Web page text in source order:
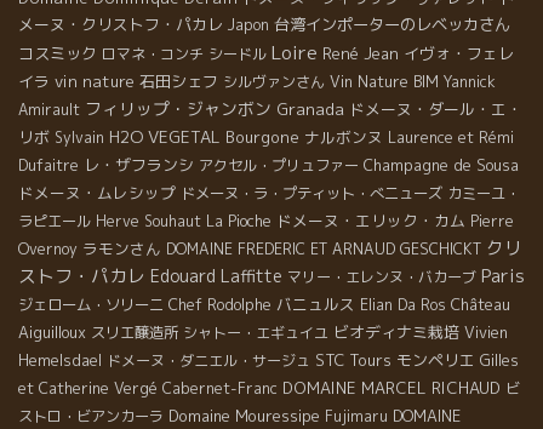
メーヌ・クリストフ・パカレ Japon 台湾インポーターのレベッカさん
コスミック ロマネ・コンチ シードル Loire René Jean イヴォ・フェレ
イラ vin nature 石田シェフ シルヴァンさん Vin Nature BIM Yannick
Amirault フィリップ・ジャンボン Granada ドメーヌ・ダール・エ・
リボ Sylvain H2O VEGETAL Bourgone ナルボンヌ Laurence et Rémi
Dufaitre レ・ザフランシ アクセル・プリュファー Champagne de Sousa
ドメーヌ・ムレシップ ドメーヌ・ラ・プティット・べニューズ カミーユ・
ラピエール Herve Souhaut La Pioche ドメーヌ・エリック・カム Pierre
Overnoy ラモンさん DOMAINE FREDERIC ET ARNAUD GESCHICKT クリ
ストフ・パカレ Edouard Laffitte マリー・エレンヌ・バカーブ Paris
ジェローム・ソリーニ Chef Rodolphe バニュルス Elian Da Ros Château
Aiguilloux スリエ醸造所 シャトー・エギュイユ ビオディナミ栽培 Vivien
Hemelsdael ドメーヌ・ダニエル・サージュ STC Tours モンペリエ Gilles
et Catherine Vergé Cabernet-Franc DOMAINE MARCEL RICHAUD ビ
ストロ・ビアンカーラ Domaine Mouressipe Fujimaru DOMAINE